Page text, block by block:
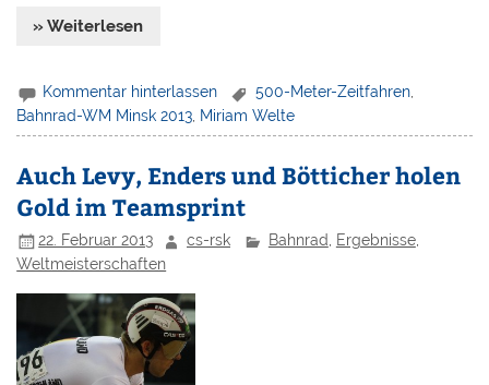
» Weiterlesen
Kommentar hinterlassen 500-Meter-Zeitfahren,
Bahnrad-WM Minsk 2013 Miriam Welte
Auch Levy, Enders und Bötticher holen
Gold im Teamsprint
22. Februar 2013 cs-rsk Bahnrad, Ergebnisse,
Weltmeisterschaften